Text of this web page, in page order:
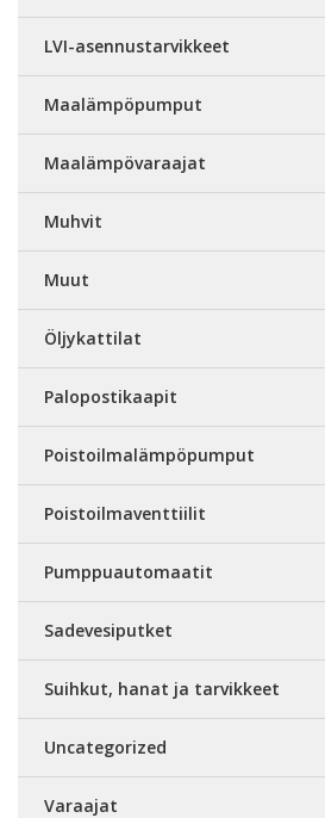
LVI-asennustarvikkeet
Maalämpöpumput
Maalämpövaraajat
Muhvit
Muut
Öljykattilat
Palopostikaapit
Poistoilmalämpöpumput
Poistoilmaventtiilit
Pumppuautomaatit
Sadevesiputket
Suihkut, hanat ja tarvikkeet
Uncategorized
Varaajat